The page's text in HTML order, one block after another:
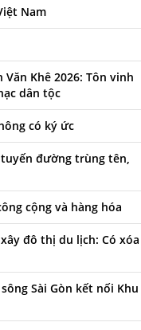
Nam
Khê 2026: Tôn vinh
dân tộc
có ký ức
đường trùng tên,
cộng và hàng hóa
đô thị du lịch: Có xóa
Sài Gòn kết nối Khu